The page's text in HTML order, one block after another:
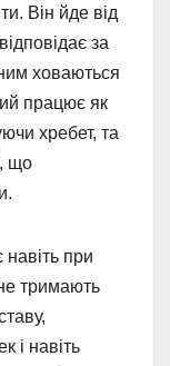
Він йде від
за
ховаються
працює як
хребет, та
що
при
тримають
і навіть